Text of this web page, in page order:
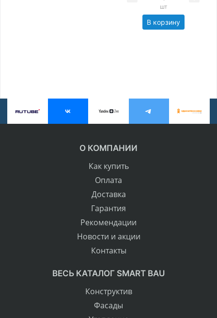
шт
В корзину
О КОМПАНИИ
Как купить
Оплата
Доставка
Гарантия
Рекомендации
Новости и акции
Контакты
ВЕСЬ КАТАЛОГ SMART BAU
Конструктив
Фасады